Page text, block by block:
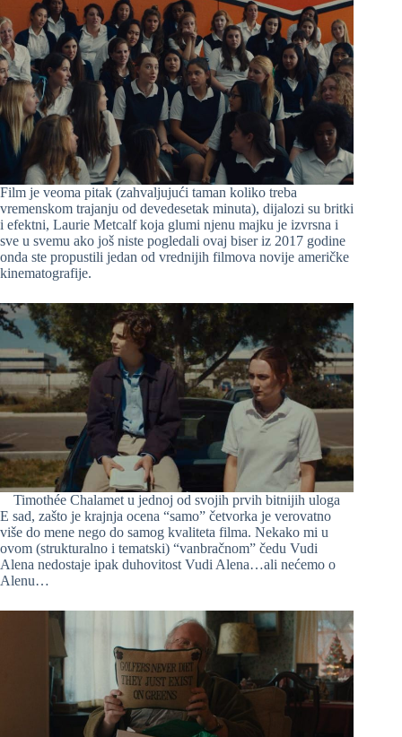
Film je veoma pitak (zahvaljujući taman koliko treba
vremenskom trajanju od devedesetak minuta), dijalozi su britki
i efektni, Laurie Metcalf koja glumi njenu majku je izvrsna i
sve u svemu ako još niste pogledali ovaj biser iz 2017 godine
onda ste propustili jedan od vrednijih filmova novije američke
kinematografije.
Timothée Chalamet u jednoj od svojih prvih bitnijih uloga
E sad, zašto je krajnja ocena “samo” četvorka je verovatno
više do mene nego do samog kvaliteta filma. Nekako mi u
ovom (strukturalno i tematski) “vanbračnom” čedu Vudi
Alena nedostaje ipak duhovitost Vudi Alena…ali nećemo o
Alenu…